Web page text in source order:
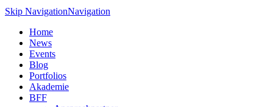
Skip NavigationNavigation
Home
News
Events
Blog
Portfolios
Akademie
BFF